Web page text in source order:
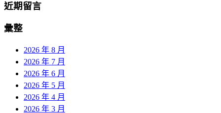
近期留言
彙整
2026 年 8 月
2026 年 7 月
2026 年 6 月
2026 年 5 月
2026 年 4 月
2026 年 3 月